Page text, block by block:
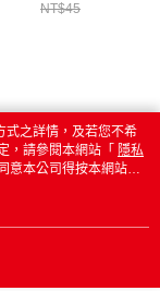
NT$45
式之詳情，及若您不希
，請參閱本網站「 隱私
意本公司得按本網站使